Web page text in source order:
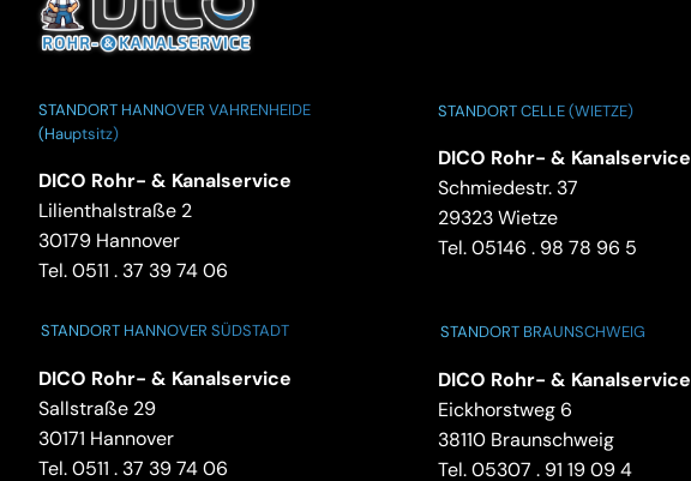
STANDORT HANNOVER VAHRENHEIDE
(Hauptsitz)
DICO Rohr- & Kanalservice
Lilienthalstraße 2
30179 Hannover
Tel.0511 . 37 39 74 06
STANDORT HANNOVER SÜDSTADT
DICO Rohr- & Kanalservice
Sallstraße 29
30171 Hannover
Tel.0511 . 37 39 74 06
STANDORT CELLE (WIETZE)
DICO Rohr- & Kanalservice
Schmiedestr. 37
29323 Wietze
Tel. 05146 . 98 78 96 5
STANDORT BRAUNSCHWEIG
DICO Rohr- & Kanalservice
Eickhorstweg 6
38110 Braunschweig
Tel. 05307 . 91 19 09 4